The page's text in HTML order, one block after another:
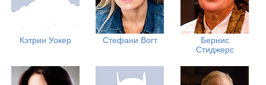
Кэтрин Уокер Стефани Вогт
Бернис
Стиджерс